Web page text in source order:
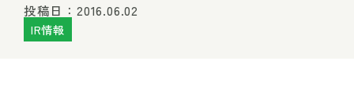
投稿日：2016.06.02
IR情報